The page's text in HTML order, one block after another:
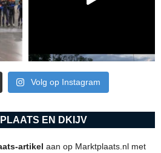
Volg op Instagram
EN DKIJV
artikel aan op Marktplaats.nl met